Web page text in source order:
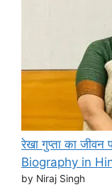
रेखा गुप्ता का
Biography in
by Niraj Singh